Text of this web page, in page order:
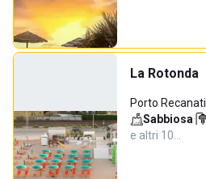
La Rotonda
Porto Recanati
Sabbiosa·
e altri 10…